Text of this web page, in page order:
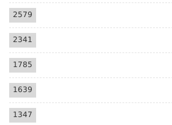
2579
2341
1785
1639
1347